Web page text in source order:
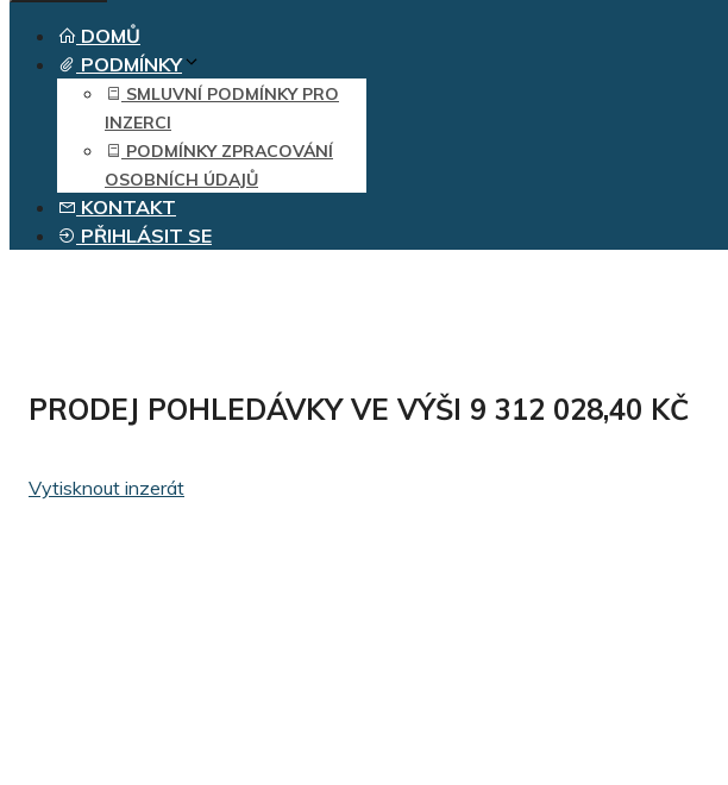
DOMŮ
PODMÍNKY
SMLUVNÍ PODMÍNKY PRO
INZERCI
PODMÍNKY ZPRACOVÁNÍ
OSOBNÍCH ÚDAJŮ
KONTAKT
PŘIHLÁSIT SE
PRODEJ POHLEDÁVKY VE VÝŠI 9 312 028,40 KČ
Vytisknout inzerát